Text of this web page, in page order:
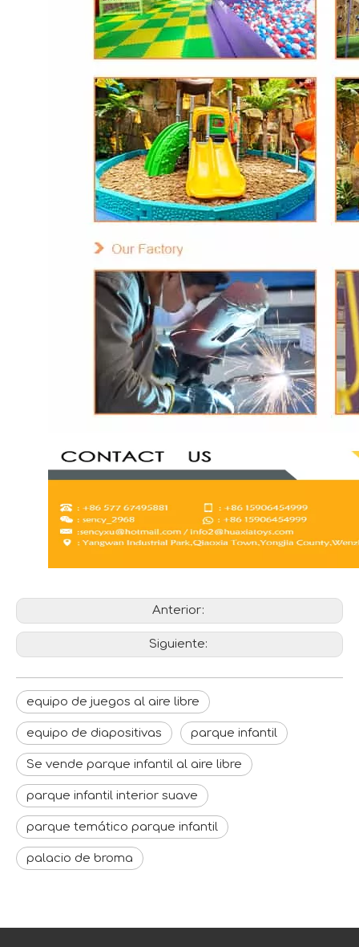
Anterior:
Siguiente:
equipo de juegos al aire libre
equipo de diapositivas parque infantil
Se vende parque infantil al aire libre
parque infantil interior suave
parque temático parque infantil
palacio de broma